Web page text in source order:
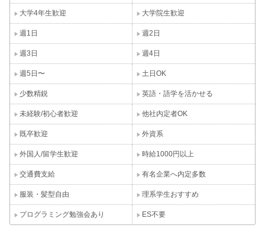
大学4年生歓迎 大学院生歓迎
週1日 週2日
週3日 週4日
週5日〜 土日OK
少数精鋭 英語・語学を活かせる
未経験/初心者歓迎 他社内定者OK
既卒歓迎 外資系
外国人/留学生歓迎 時給1000円以上
交通費支給 有名企業へ内定多数
服装・髪型自由 理系学生おすすめ
プログラミング勉強会あり ES不要